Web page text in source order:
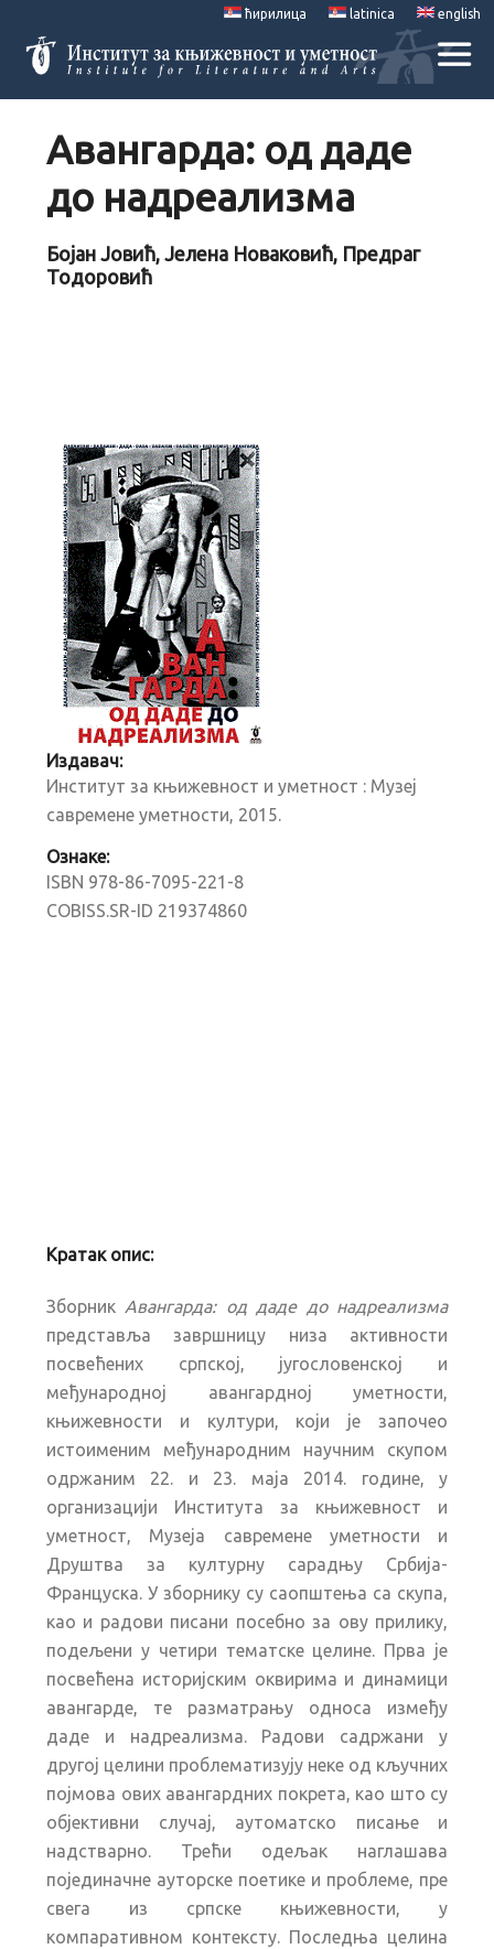
ћирилица latinica english
Авангарда: од даде
до надреализма
Бојан Јовић, Јелена Новаковић, Предраг
Тодоровић
Издавач:
Институт за књижевност и уметност : Музеј
савремене уметности, 2015.
Ознаке:
ISBN 978-86-7095-221-8
COBISS.SR-ID 219374860
Кратак опис:
Зборник Авангарда: од даде до надреализма
представља завршницу низа активности
посвећених српској, југословенској и
међународној авангардној уметности,
књижевности и култури, који је започео
истоименим међународним научним скупом
одржаним 22. и 23. маја 2014. године, у
организацији Института за књижевност и
уметност, Музеја савремене уметности и
Друштва за културну сарадњу Србија-
Француска. У зборнику су саопштења са скупа,
као и радови писани посебно за ову прилику,
подељени у четири тематске целине. Прва је
посвећена историјским оквирима и динамици
авангарде, те разматрању односа између
даде и надреализма. Радови садржани у
другој целини проблематизују неке од кључних
појмова ових авангардних покрета, као што су
објективни случај, аутоматско писање и
надстварно. Трећи одељак наглашава
појединачне ауторске поетике и проблеме, пре
свега из српске књижевности, у
компаративном контексту. Последња целина